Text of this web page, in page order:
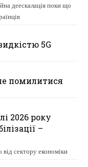
деескалація поки що
5G
помилитися
2026 року
–
сектору економіки